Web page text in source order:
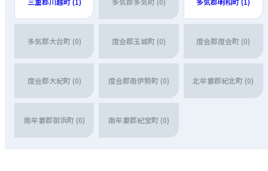
多気郡大台町 (0) 度会郡玉城町 (0) 度会郡度会町 (0)
度会郡大紀町 (0) 度会郡南伊勢町 (0) 北牟婁郡紀北町 (0)
南牟婁郡御浜町 (0) 南牟婁郡紀宝町 (0)